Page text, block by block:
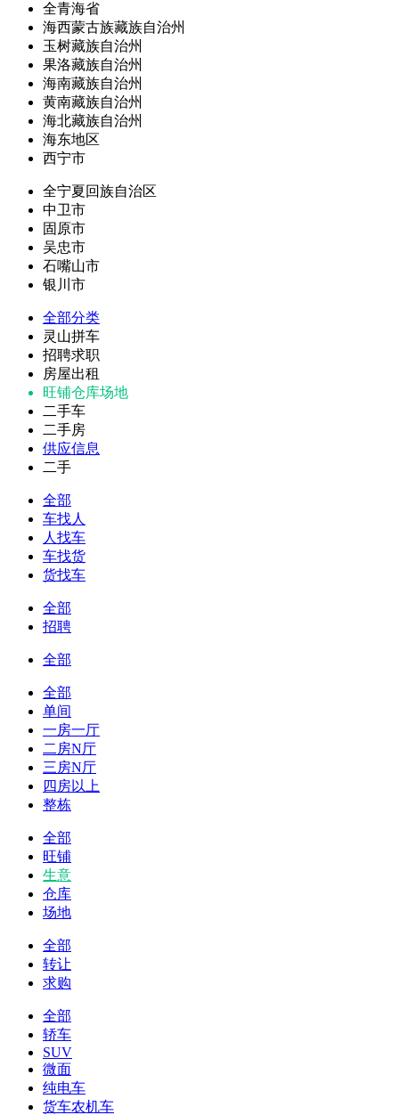
全青海省
海西蒙古族藏族自治州
玉树藏族自治州
果洛藏族自治州
海南藏族自治州
黄南藏族自治州
海北藏族自治州
海东地区
西宁市
全宁夏回族自治区
中卫市
固原市
吴忠市
石嘴山市
银川市
全部分类
灵山拼车
招聘求职
房屋出租
旺铺仓库场地
二手车
二手房
供应信息
二手
全部
车找人
人找车
车找货
货找车
全部
招聘
全部
全部
单间
一房一厅
二房N厅
三房N厅
四房以上
整栋
全部
旺铺
生意
仓库
场地
全部
转让
求购
全部
轿车
SUV
微面
纯电车
货车农机车